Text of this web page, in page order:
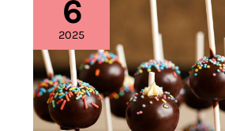
6
2025
de
cake
pops
maison
hantée
:
réalisez